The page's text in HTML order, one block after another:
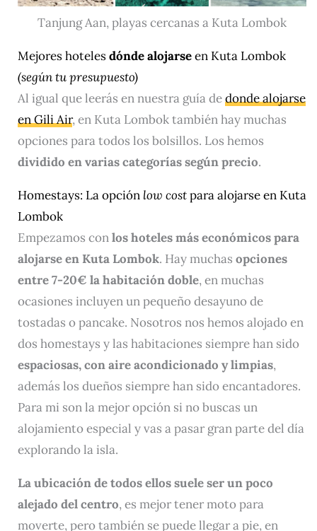
Tanjung Aan, playas cercanas a Kuta Lombok
Mejores hotelesdónde alojarseen Kuta Lombok
(según tu presupuesto)
Al igual que leerás en nuestra guía dedonde alojarse
en Gili Air, en Kuta Lombok también hay muchas
opciones para todos los bolsillos. Los hemos
dividido en varias categorías según precio.
Homestays: La opción low costpara alojarse en Kuta
Lombok
Empezamos conlos hoteles más económicos para
alojarse en Kuta Lombok. Hay muchas opciones
entre 7-20€ la habitación doble, en muchas
ocasiones incluyen un pequeño desayuno de
tostadas o pancake. Nosotros nos hemos alojado en
dos homestays y las habitaciones siempre han sido
espaciosas, con aire acondicionado y limpias,
además los dueños siempre han sido encantadores.
Para mi son la mejor opción si no buscas un
alojamiento especial y vas a pasar gran parte del día
explorando la isla.
La ubicación de todos ellos suele ser un poco
alejado del centro, es mejor tener moto para
moverte, pero también se puede llegar a pie, en